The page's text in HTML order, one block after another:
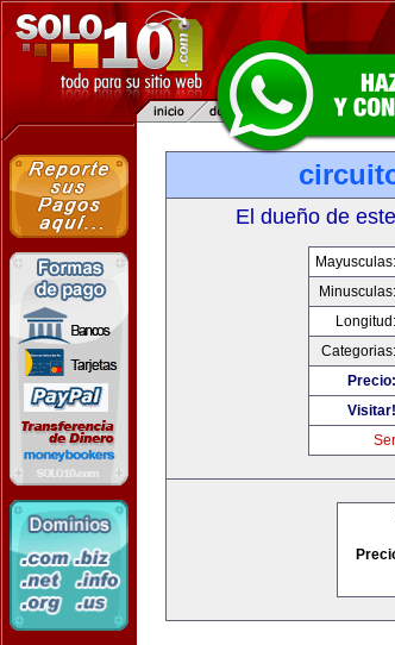
El dueño de
Mayusculas:
Minusculas:
Longitud:
Categorias:
Precio:
Visitar!